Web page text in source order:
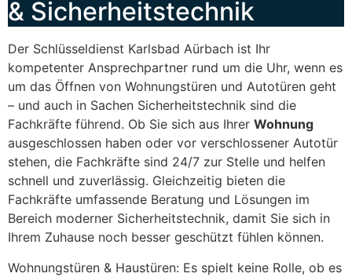
& Sicherheitstechnik
Der Schlüsseldienst Karlsbad Aürbach ist Ihr
kompetenter Ansprechpartner rund um die Uhr, wenn es
um das Öffnen von Wohnungstüren und Autotüren geht
– und auch in Sachen Sicherheitstechnik sind die
Fachkräfte führend. Ob Sie sich aus Ihrer Wohnung
ausgeschlossen haben oder vor verschlossener Autotür
stehen, die Fachkräfte sind 24/7 zur Stelle und helfen
schnell und zuverlässig. Gleichzeitig bieten die
Fachkräfte umfassende Beratung und Lösungen im
Bereich moderner Sicherheitstechnik, damit Sie sich in
Ihrem Zuhause noch besser geschützt fühlen können.
Wohnungstüren & Haustüren: Es spielt keine Rolle, ob es